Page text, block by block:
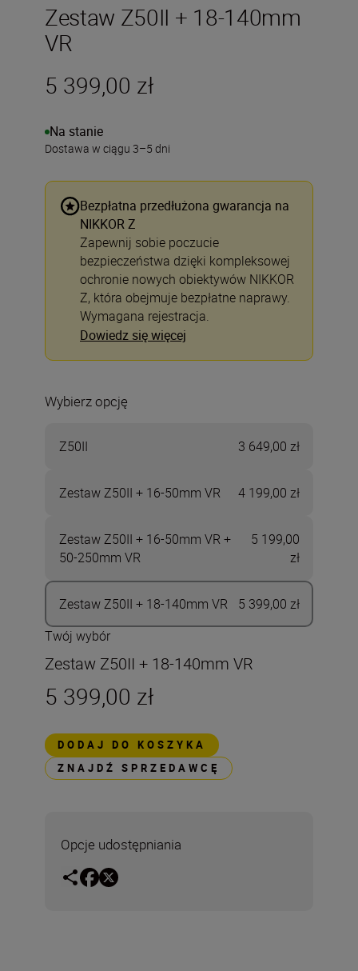
Zestaw Z50II + 18-140mm
VR
5 399,00 zł
Na stanie
Dostawa w ciągu 3–5 dni
Bezpłatna przedłużona gwarancja na
NIKKOR Z
Zapewnij sobie poczucie
bezpieczeństwa dzięki kompleksowej
ochronie nowych obiektywów NIKKOR
Z, która obejmuje bezpłatne naprawy.
Wymagana rejestracja.
Dowiedz się więcej
Wybierz opcję
Z50II 3 649,00 zł
Zestaw Z50II + 16-50mm VR 4 199,00 zł
Zestaw Z50II + 16-50mm VR +
50-250mm VR
5 199,00
zł
Zestaw Z50II + 18-140mm VR
5 399,00 zł
Twój wybór
Zestaw Z50II + 18-140mm VR
5 399,00 zł
DODAJ DO KOSZYKA
ZNAJDŹ SPRZEDAWCĘ
Opcje udostępniania